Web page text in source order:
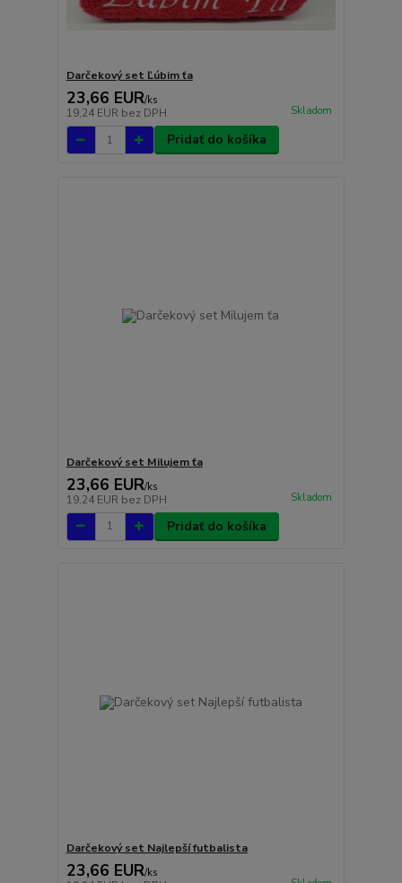
Darčekový set Ľúbim ťa
23,66 EUR/ks
19,24 EUR bez DPH Skladom
Pridať do košíka
Darčekový set Milujem ťa
23,66 EUR/ks
19,24 EUR bez DPH Skladom
Pridať do košíka
Darčekový set Najlepší futbalista
23,66 EUR/ks